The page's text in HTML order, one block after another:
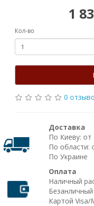
1
Кол-во
0
Доставка
По Киеву: от
По области:
По Украине
Оплата
Наличный
Картой Visa/